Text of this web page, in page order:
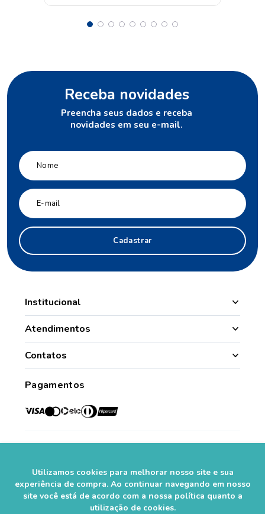
Utilizamos cookies para melhorar nosso site e sua
experiência de compra. Ao continuar navegando em nosso
site você está de acordo com a nossa política quanto a
utilização de cookies.
Receba novidades
Preencha seus dados e receba
novidades em seu e-mail.
Cadastrar
Institucional
Manipulação
Quem Somos
Convênios
Crediário Web
Atendimentos
Nossas Lojas
Minha Conta
Histórico de Pedidos
Lista de Desejos
Fale Conosco
Seja um Franqueado
Perguntas Frequentes
Contatos
Para todo o Brasil (whatsapp)
sac@farmasaorafaelcom.br
de segunda a sexta-feira.*
Pagamentos
Social
Segurança